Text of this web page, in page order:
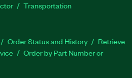
Transportation
Order Status and History
Retrieve
Order by Part Number or